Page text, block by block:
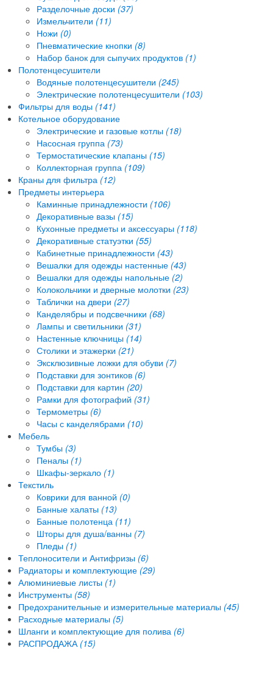
Разделочные доски (37)
Измельчители (11)
Ножи (0)
Пневматические кнопки (8)
Набор банок для сыпучих продуктов (1)
Полотенцесушители
Водяные полотенцесушители (245)
Электрические полотенцесушители (103)
Фильтры для воды (141)
Котельное оборудование
Электрические и газовые котлы (18)
Насосная группа (73)
Термостатические клапаны (15)
Коллекторная группа (109)
Краны для фильтра (12)
Предметы интерьера
Каминные принадлежности (106)
Декоративные вазы (15)
Кухонные предметы и аксессуары (118)
Декоративные статуэтки (55)
Кабинетные принадлежности (43)
Вешалки для одежды настенные (43)
Вешалки для одежды напольные (2)
Колокольчики и дверные молотки (23)
Таблички на двери (27)
Канделябры и подсвечники (68)
Лампы и светильники (31)
Настенные ключницы (14)
Столики и этажерки (21)
Эксклюзивные ложки для обуви (7)
Подставки для зонтиков (6)
Подставки для картин (20)
Рамки для фотографий (31)
Термометры (6)
Часы с канделябрами (10)
Мебель
Тумбы (3)
Пеналы (1)
Шкафы-зеркало (1)
Текстиль
Коврики для ванной (0)
Банные халаты (13)
Банные полотенца (11)
Шторы для душа/ванны (7)
Пледы (1)
Теплоносители и Антифризы (6)
Радиаторы и комплектующие (29)
Алюминиевые листы (1)
Инструменты (58)
Предохранительные и измерительные материалы (45)
Расходные материалы (5)
Шланги и комплектующие для полива (6)
РАСПРОДАЖА (15)